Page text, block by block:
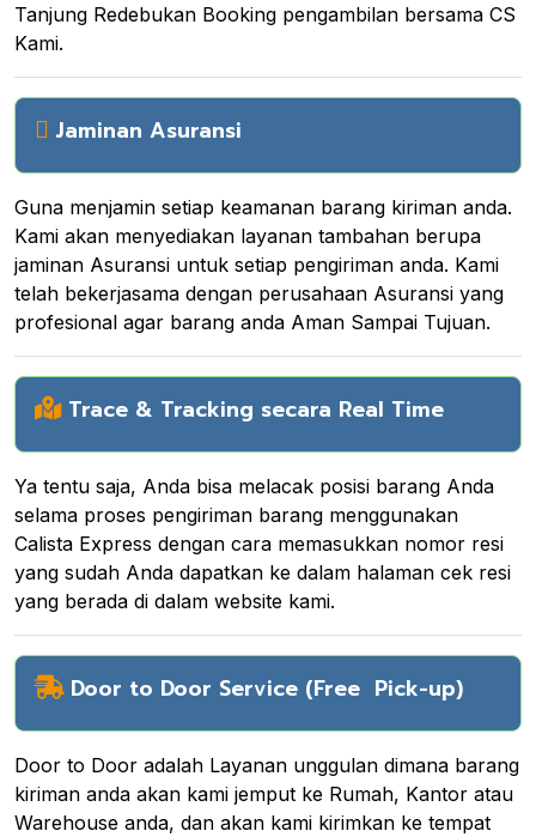
Tanjung Redebukan Booking pengambilan bersama CS
Kami.
Jaminan Asuransi
Guna menjamin setiap keamanan barang kiriman anda.
Kami akan menyediakan layanan tambahan berupa
jaminan Asuransi untuk setiap pengiriman anda. Kami
telah bekerjasama dengan perusahaan Asuransi yang
profesional agar barang anda Aman Sampai Tujuan.
Trace & Tracking secara Real Time
Ya tentu saja, Anda bisa melacak posisi barang Anda
selama proses pengiriman barang menggunakan
Calista Express dengan cara memasukkan nomor resi
yang sudah Anda dapatkan ke dalam halaman cek resi
yang berada di dalam website kami.
Door to Door Service (Free Pick-up)
Door to Door adalah Layanan unggulan dimana barang
kiriman anda akan kami jemput ke Rumah, Kantor atau
Warehouse anda, dan akan kami kirimkan ke tempat